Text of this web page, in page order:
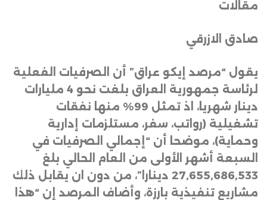
مقالات
صادق الازرقي
يقول “مرصد إيكو عراق” أن الصرفيات الفعلية
لرئاسة جمهورية العراق بلغت نحو 4 مليارات
دينار شهريا، اذ تمثل 99% منها نفقات
تشغيلية (رواتب، سفر، مستلزمات إدارية
وحماية)، موضحا أن “إجمالي الصرفيات في
السبعة أشهر الأولى من العام الحالي بلغ
27,655,686,533 دينارا”، من دون ان يقابل ذلك
مشاريع تنفيذية بارزة، وأضاف المرصد إن “هذا